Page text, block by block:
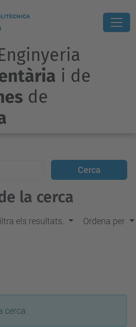
i de
de
la cerca
els resultats. Ordena per
cerca.